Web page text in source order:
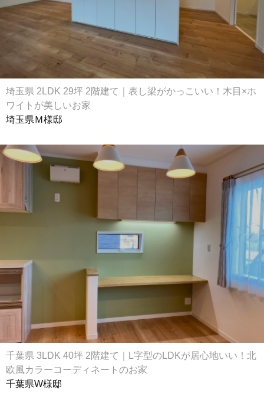
埼玉県 2LDK 29坪 2階建て｜表し梁がかっこいい！木目×ホ
ワイトが美しいお家
埼玉県Ｍ様邸
千葉県 3LDK 40坪 2階建て｜L字型のLDKが居心地いい！北
欧風カラーコーディネートのお家
千葉県W様邸